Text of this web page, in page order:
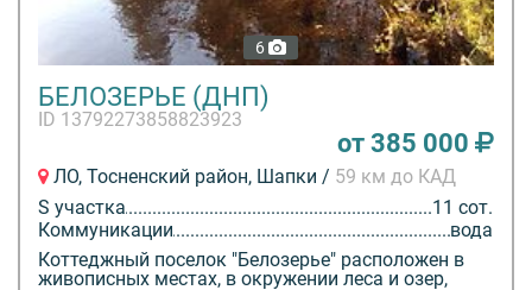
6
БЕЛОЗЕРЬЕ (ДНП)
ID 13792273858823923
от 385 000
ЛО, Тосненский район, Шапки / 59 км до КАД
S участка
11 сот.
Коммуникации
вода
Коттеджный поселок "Белозерье" расположен в
живописных местах, в окружении леса и озер,